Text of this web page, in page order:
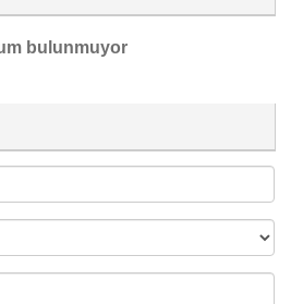
bulunmuyor